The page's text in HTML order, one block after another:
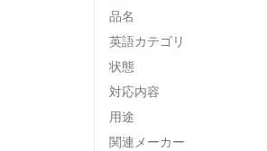
品名
英語カテゴリ
状態
対応内容
用途
関連メーカー